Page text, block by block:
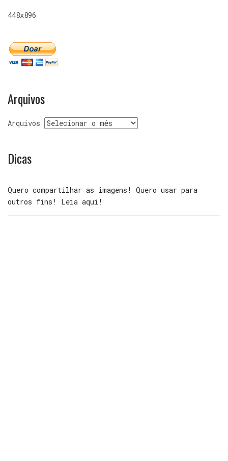
448x896
Arquivos
Arquivos
Dicas
Quero compartilhar as imagens! Quero usar para
outros fins! Leia aqui!